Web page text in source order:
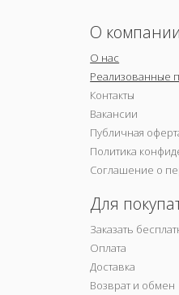
О компании
О нас
Реализованные
Контакты
Вакансии
Публичная
Политика
Соглашение о
Для
Заказать
Оплата
Доставка
Возврат и обмен